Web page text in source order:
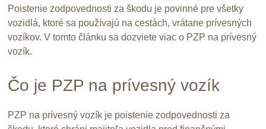
Poistenie zodpovednosti za škodu je povinné pre všetky
vozidlá, ktoré sa používajú na cestách, vrátane prívesných
vozíkov. V tomto článku sa dozviete viac o PZP na prívesný
vozík.
Čo je PZP na prívesný vozík
PZP na prívesný vozík je poistenie zodpovednosti za